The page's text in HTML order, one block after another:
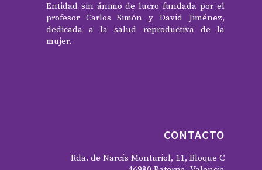
Entidad sin ánimo de lucro fundada por el
profesor Carlos Simón y David Jiménez,
dedicada a la salud reproductiva de la
mujer.
CONTACTO
Rda. de Narcís Monturiol, 11, Bloque C